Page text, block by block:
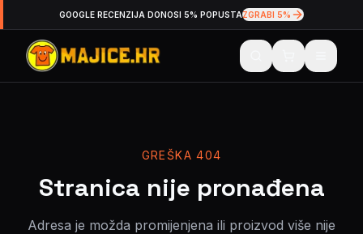
GOOGLE RECENZIJA DONOSI 5% POPUSTAZGRABI 5%
GREŠKA 404
Stranica nije pronađena
Adresa je možda promijenjena ili proizvod više nije